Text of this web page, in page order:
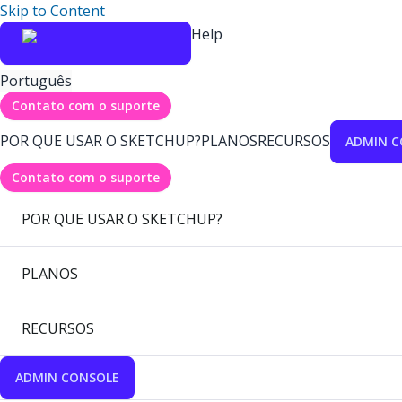
Skip to Content
Help
Português
Contato com o suporte
POR QUE USAR O SKETCHUP?PLANOSRECURSOS ADMIN
Contato com o suporte
POR QUE USAR O SKETCHUP?
PLANOS
RECURSOS
ADMIN CONSOLE